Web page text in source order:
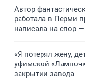
Автор
работала в Перми
написала на спор —
«Я потерял жену,
уфимской
закрытии завода